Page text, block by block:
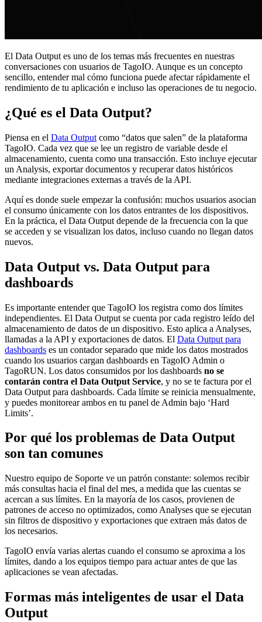
El Data Output es uno de los temas más frecuentes en nuestras
conversaciones con usuarios de TagoIO. Aunque es un concepto
sencillo, entender mal cómo funciona puede afectar rápidamente el
rendimiento de tu aplicación e incluso las operaciones de tu negocio.
¿Qué es el Data Output?
Piensa en el Data Output como “datos que salen” de la plataforma
TagoIO. Cada vez que se lee un registro de variable desde el
almacenamiento, cuenta como una transacción. Esto incluye ejecutar
un Analysis, exportar documentos y recuperar datos históricos
mediante integraciones externas a través de la API.
Aquí es donde suele empezar la confusión: muchos usuarios asocian
el consumo únicamente con los datos entrantes de los dispositivos.
En la práctica, el Data Output depende de la frecuencia con la que
se acceden y se visualizan los datos, incluso cuando no llegan datos
nuevos.
Data Output vs. Data Output para
dashboards
Es importante entender que TagoIO los registra como dos límites
independientes. El Data Output se cuenta por cada registro leído del
almacenamiento de datos de un dispositivo. Esto aplica a Analyses,
llamadas a la API y exportaciones de datos. El Data Output para
dashboards es un contador separado que mide los datos mostrados
cuando los usuarios cargan dashboards en TagoIO Admin o
TagoRUN. Los datos consumidos por los dashboards no se
contarán contra el Data Output Service, y no se te factura por el
Data Output para dashboards. Cada límite se reinicia mensualmente,
y puedes monitorear ambos en tu panel de Admin bajo ‘Hard
Limits’.
Por qué los problemas de Data Output
son tan comunes
Nuestro equipo de Soporte ve un patrón constante: solemos recibir
más consultas hacia el final del mes, a medida que las cuentas se
acercan a sus límites. En la mayoría de los casos, provienen de
patrones de acceso no optimizados, como Analyses que se ejecutan
sin filtros de dispositivo y exportaciones que extraen más datos de
los necesarios.
TagoIO envía varias alertas cuando el consumo se aproxima a los
límites, dando a los equipos tiempo para actuar antes de que las
aplicaciones se vean afectadas.
Formas más inteligentes de usar el Data
Output